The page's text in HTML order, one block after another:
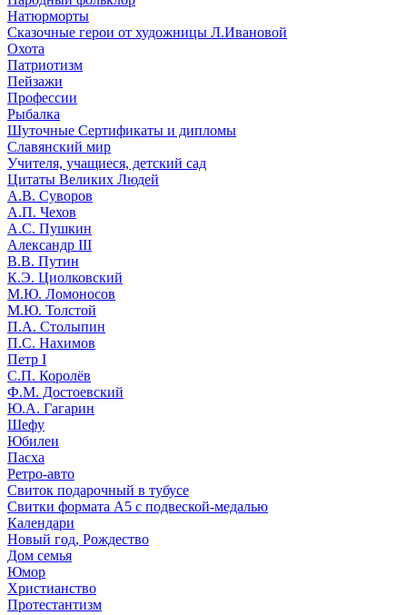
Натюрморты
Сказочные герои от художницы Л.Ивановой
Охота
Патриотизм
Пейзажи
Профессии
Рыбалка
Шуточные Сертификаты и дипломы
Славянский мир
Учителя, учащиеся, детский сад
Цитаты Великих Людей
А.В. Суворов
А.П. Чехов
А.С. Пушкин
Александр III
В.В. Путин
К.Э. Циолковский
М.Ю. Ломоносов
М.Ю. Толстой
П.А. Столыпин
П.С. Нахимов
Петр I
С.П. Королёв
Ф.М. Достоевский
Ю.А. Гагарин
Шефу
Юбилеи
Пасха
Ретро-авто
Свиток подарочный в тубусе
Свитки формата А5 с подвеской-медалью
Календари
Новый год, Рождество
Дом семья
Юмор
Христианство
Протестантизм